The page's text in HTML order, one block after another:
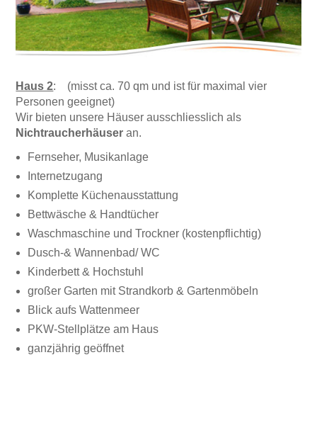
Haus 2: (misst ca. 70 qm und ist für maximal vier
Personen geeignet)
Wir bieten unsere Häuser ausschliesslich als
Nichtraucherhäuseran.
Fernseher, Musikanlage
Internetzugang
Komplette Küchenausstattung
Bettwäsche & Handtücher
Waschmaschine und Trockner (kostenpflichtig)
Dusch-& Wannenbad/ WC
Kinderbett & Hochstuhl
großer Garten mit Strandkorb & Gartenmöbeln
Blick aufs Wattenmeer
PKW-Stellplätze am Haus
ganzjährig geöffnet